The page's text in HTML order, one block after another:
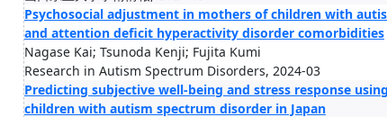
Psychosocial adjustment in mothers of children with
and attention deficit hyperactivity disorder comorbidities
Nagase Kai; Tsunoda Kenji; Fujita Kumi
Research in Autism Spectrum Disorders, 2024-03
Predicting subjective well-being and stress response
children with autism spectrum disorder in Japan